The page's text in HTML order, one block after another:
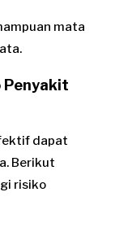
mata
Penyakit
dapat
Berikut
risiko